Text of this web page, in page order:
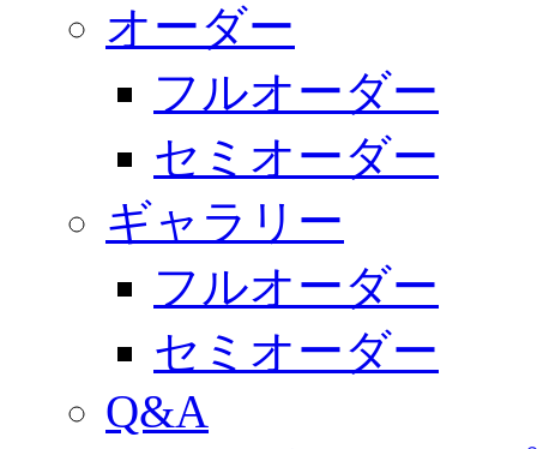
オーダー
フルオーダー
セミオーダー
ギャラリー
フルオーダー
セミオーダー
Q&A